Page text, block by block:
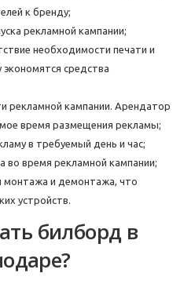
к бренду;
рекламной кампании;
необходимости печати и
экономятся средства
рекламной кампании. Арендатор
время размещения рекламы;
в требуемый день и час;
время рекламной кампании;
монтажа и демонтажа, что
устройств.
билборд в